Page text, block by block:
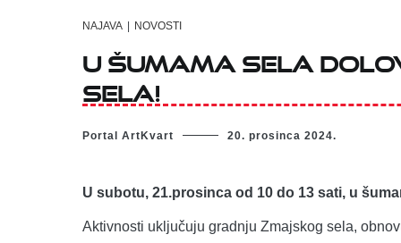
NAJAVA NOVOSTI
U šumama sela
sela!
Portal ArtKvart 20. prosinca 2024.
U subotu, 21.prosinca od 10 do 13 sati, u
Aktivnosti uključuju gradnju Zmajskog sela,